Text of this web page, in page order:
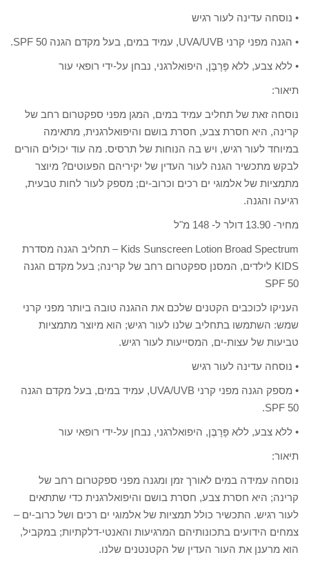
• נוסחה עדינה לעור רגיש
• הגנה מפני קרני UVA/UVB, עמיד במים, בעל מקדם הגנה SPF 50.
• ללא צבע, ללא פָּרָבֶּן, היפואלרגני, נבחן על-ידי רופאי עור
תיאור:
נוסחה זאת של תחליב עמיד במים, המגן מפני ספקטרום רחב של
קרינה, היא חסרת צבע, חסרת בושם והיפואלרגנית, מתאימה
במיוחד לעור רגיש, ויש בה הנוחות של תרסיס. מה עוד יכולים הורים
לבקש מתכשיר הגנה לעור העדין של יקיריהם הפעוטים? מיוצר
מתמציות של אלמוגי ים רכים וכרוב-ים; מספק לעור לחות טבעית,
רגיעה והגנה.
מחיר- 13.90 דולר ל- 148 מ"ל
Kids Sunscreen Lotion Broad Spectrum – תחליב הגנה מסדרת
KIDS לילדים, המסנן ספקטרום רחב של קרינה; בעל מקדם הגנה
SPF 50
העניקו לכוכבים הקטנים שלכם את ההגנה טובה ביותר מפני קרני
שמש: השתמשו בתחליב שלנו לעור רגיש; הוא מיוצר מתמציות
טביעות של עצות-ים, המסייעות לעור רגיש.
• נוסחה עדינה לעור רגיש
• מספק הגנה מפני קרני UVA/UVB, עמיד במים, בעל מקדם הגנה
SPF 50.
• ללא צבע, ללא פָּרָבֶּן, היפואלרגני, נבחן על-ידי רופאי עור
תיאור:
נוסחה עמידה במים לאורך זמן ומגנה מפני ספקטרום רחב של
קרינה; היא חסרת צבע, חסרת בושם והיפואלרגנית כדי שתתאים
לעור רגיש. התכשיר כולל תמציות של אלמוגי ים רכים ושל כרוב-ים –
צמחים הידועים בתכונותיהם המרגיעות והאנטי-דלקתיות; במקביל,
הוא מרענן את העור העדין של הקטנטנים שלנו.